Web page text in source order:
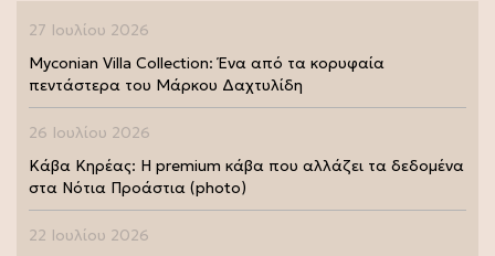
27 Ιουλίου 2026
Myconian Villa Collection: Ένα από τα κορυφαία
πεντάστερα του Μάρκου Δαχτυλίδη
26 Ιουλίου 2026
Κάβα Κηρέας: Η premium κάβα που αλλάζει τα δεδομένα
στα Νότια Προάστια (photo)
22 Ιουλίου 2026